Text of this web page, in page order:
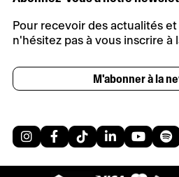
Pour recevoir des actualités
n'hésitez pas à vous inscrire à
M'abonner à la